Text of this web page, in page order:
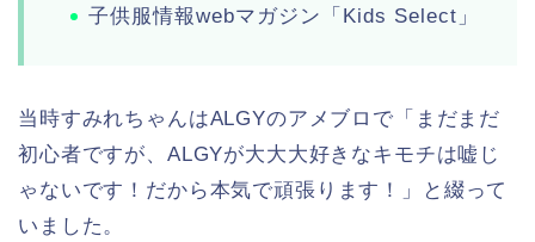
子供服情報webマガジン「Kids Select」
当時すみれちゃんはALGYのアメブロで「まだまだ
初心者ですが、ALGYが大大大好きなキモチは嘘じ
ゃないです！だから本気で頑張ります！」と綴って
いました。